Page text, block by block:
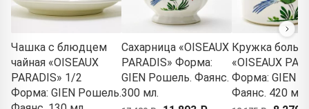
Чашка с блюдцем
чайная «OISEAUX
PARADIS» 1/2
Форма: GIEN Рошель.
Сахарница «OISEAUX
PARADIS» Форма:
GIEN Рошель. Фаянс.
300 мл.
Кружка
«OISEAUX
Форма: GIEN
Фаянс. 420 мл.